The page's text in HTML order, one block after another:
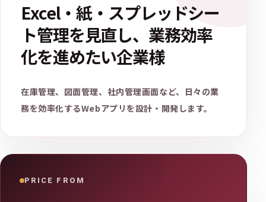
Excel・紙・スプレッドシー
ト管理を見直し、業務効率
化を進めたい企業様
在庫管理、図面管理、社内管理画面など、日々の業
務を効率化するWebアプリを設計・開発します。
PRICE FROM